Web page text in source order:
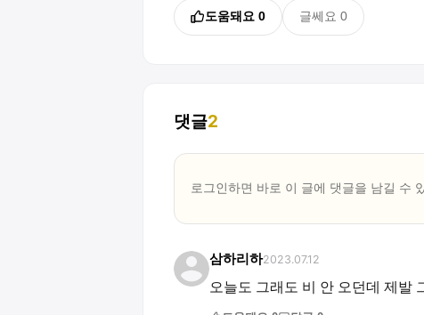
도움돼요 0 글쎄요 0
댓글2
로그인하면 바로 이 글에 댓글을 남길 수
삼하리하2023.07.12
오늘도 그래도 비 안 오던데 제발